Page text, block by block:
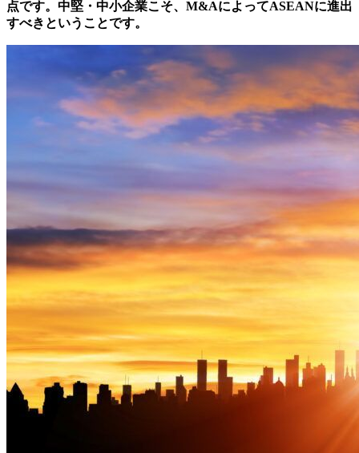
点です。中堅・中小企業こそ、M&AによってASEANに進出
すべきということです。